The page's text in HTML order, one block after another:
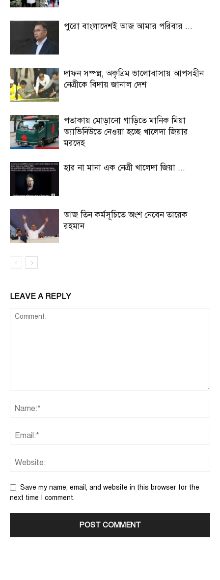
পুরো বাংলাদেশই আজ আমার পরিবার ...
দাফন সম্পন্ন, অকৃত্রিম ভালোবাসায় আপসহীন
নেত্রীকে বিদায় জানাল দেশ
পতাকায় মোড়ানো গাড়িতে মানিক মিয়া
অ্যাভিনিউতে নেওয়া হচ্ছে খালেদা জিয়ার
মরদেহ
হার না মানা এক নেত্রী খালেদা জিয়া ...
আজ তিন কর্মসূচিতে অংশ নেবেন তারেক
রহমান
LEAVE A REPLY
Save my name, email, and website in this browser for the
next time I comment.